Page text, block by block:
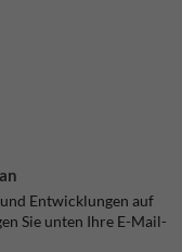
Entwicklungen auf
Sie unten Ihre E-Mail-